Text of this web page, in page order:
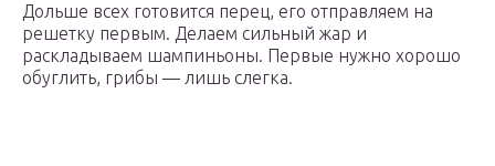
Дольше всех готовится перец, его отправляем на
решетку первым. Делаем сильный жар и
раскладываем шампиньоны. Первые нужно хорошо
обуглить, грибы — лишь слегка.